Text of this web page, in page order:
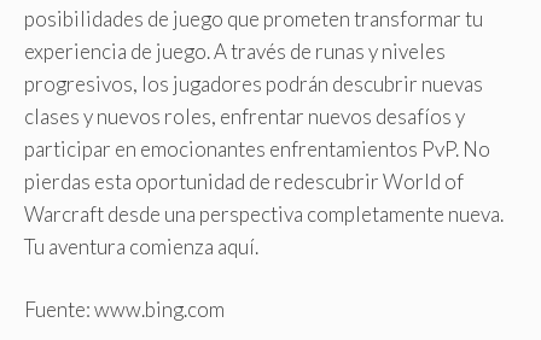
posibilidades de juego que prometen transformar tu
experiencia de juego. A través de runas y niveles
progresivos, los jugadores podrán descubrir nuevas
clases y nuevos roles, enfrentar nuevos desafíos y
participar en emocionantes enfrentamientos PvP. No
pierdas esta oportunidad de redescubrir World of
Warcraft desde una perspectiva completamente nueva.
Tu aventura comienza aquí.
Fuente: www.bing.com